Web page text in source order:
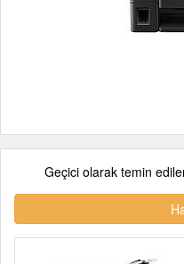
Geçici olarak temin